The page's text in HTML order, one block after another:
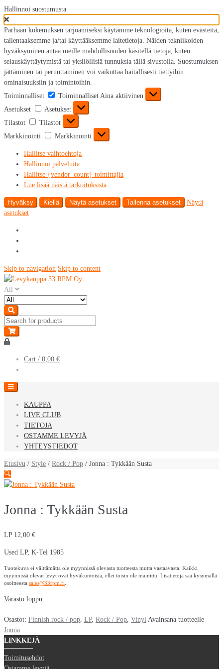
Hallinnoi suostumusta
Parhaan kokemuksen tarjoamiseksi käytämme teknologioita, kuten evästeitä,
tallentaaksemme ja/tai käyttääksemme laitetietoja. Näiden tekniikoiden
hyväksyminen antaa meille mahdollisuuden käsitellä tietoja, kuten
selauskäyttäytymistä tai yksilöllisiä tunnuksia tällä sivustolla. Suostumuksen
jättäminen tai peruuttaminen voi vaikuttaa haitallisesti tiettyihin
ominaisuuksiin ja toimintoihin.
Toiminnalliset
Toiminnalliset Aina aktiivinen
Asetukset
Asetukset
Tilastot
Tilastot
Markkinointi
Markkinointi
Hallitse vaihtoehtoja
Hallinnoi palveluita
Hallitse {vendor_count} toimittajia
Lue lisää näistä tarkoituksista
Hyväksy Kiellä Näytä asetukset Tallenna asetukset
Näytä
asetukset
Skip to navigation Skip to content
All
Cart / 0,00 €
KAUPPA
LIVE CLUB
TIETOJA
OSTAMME LEVYJÄ
YHTEYSTIEDOT
Etusivu / Style / Rock / Pop / Jonna : Tykkään Susta
🔍
Jonna : Tykkään Susta
LP 12,00 €
Used LP, K-Tel 1985
Tuotekuva ei välttämättä ole myynnissä olevasta tuotteesta mutta vastaavasta. Kaikki
myynnissä olevat levyt ovat hyväkuntoisia, ellei toisin ole mainittu. Lisätietoja saa kysymällä
osoitteesta sales@33rpm.fi
Varasto loppu
Osastot: Finnish rock / pop LP, Rock / Pop Vinyl Avainsana tuotteelle
Jonna
LINKKEJÄ
Toimitusehdot